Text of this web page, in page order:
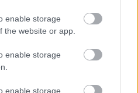
enable storage
the website or app.
enable storage
enable storage
ütötte fel a fejét, amikor a
hogy minden előzetes
A furcsa időtartam sokak
hat-hét mémre utal, ami
hogy nem szokványos